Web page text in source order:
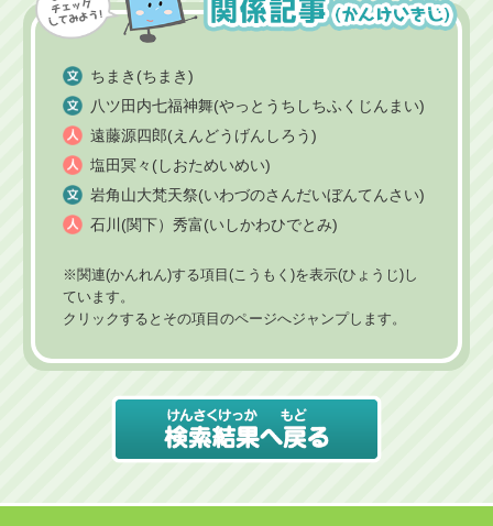
ちまき(ちまき)
八ツ田内七福神舞(やっとうちしちふくじんまい)
遠藤源四郎(えんどうげんしろう)
塩田冥々(しおためいめい)
岩角山大梵天祭(いわづのさんだいぼんてんさい)
石川(関下）秀富(いしかわひでとみ)
※関連(かんれん)する項目(こうもく)を表示(ひょうじ)し
ています。
クリックするとその項目のページへジャンプします。